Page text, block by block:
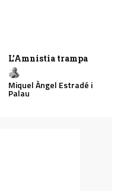
L’Amnistia trampa
Miquel Àngel Estradé i
Palau